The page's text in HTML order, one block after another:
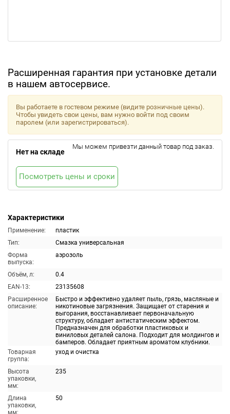
Расширенная гарантия при установке детали
в нашем автосервисе.
Характеристики
Применение:
пластик
Тип:
Смазка универсальная
Форма
выпуска:
аэрозоль
Объём, л:
0.4
EAN-13:
23135608
Расширенное
описание:
Быстро и эффективно удаляет пыль, грязь, масляные и
никотиновые загрязнения. Защищает от старения и
выгорания, восстанавливает первоначальную
структуру, обладает антистатическим эффектом.
Предназначен для обработки пластиковых и
виниловых деталей салона. Подходит для молдингов и
бамперов. Обладает приятным ароматом клубники.
Товарная
группа:
уход и очистка
Высота
упаковки,
мм:
235
Длина
упаковки,
мм:
50
Вы работаете в гостевом режиме (видите розничные цены).
Чтобы увидеть свои цены, вам нужно войти под своим
паролем (или зарегистрироваться).
Нет на складе
Мы можем привезти данный товар под заказ.
Посмотреть цены и сроки